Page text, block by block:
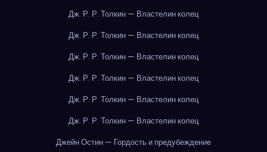
Дж. Р. Р. Толкин — Властелин колец
Дж. Р. Р. Толкин — Властелин колец
Дж. Р. Р. Толкин — Властелин колец
Дж. Р. Р. Толкин — Властелин колец
Дж. Р. Р. Толкин — Властелин колец
Дж. Р. Р. Толкин — Властелин колец
Джейн Остин — Гордость и предубеждение